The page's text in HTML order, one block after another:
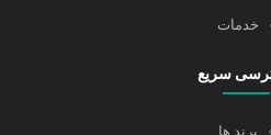
خدمات
سریع
برند ها